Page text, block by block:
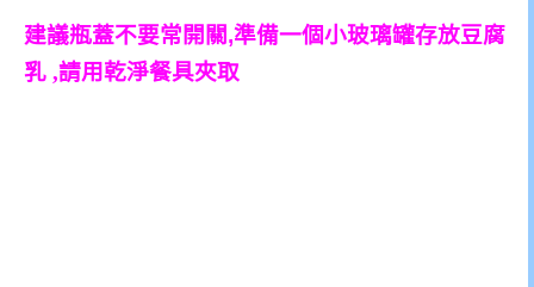
建議瓶蓋不要常開關,準備一個小玻璃罐存放豆腐
乳 ,請用乾淨餐具夾取